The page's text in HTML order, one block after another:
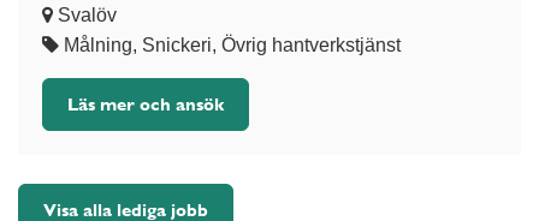
Svalöv
Målning, Snickeri, Övrig hantverkstjänst
Läs mer och ansök
Visa alla lediga jobb